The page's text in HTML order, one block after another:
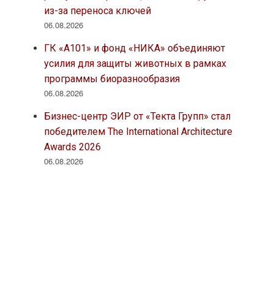
из-за переноса ключей
06.08.2026
ГК «А101» и фонд «НИКА» объединяют
усилия для защиты животных в рамках
программы биоразнообразия
06.08.2026
Бизнес-центр ЭИР от «Текта Групп» стал
победителем The International Architecture
Awards 2026
06.08.2026